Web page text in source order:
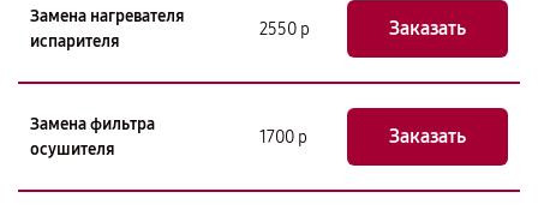
Замена нагревателя
испарителя
2550 р Заказать
Замена фильтра
осушителя
1700 р Заказать